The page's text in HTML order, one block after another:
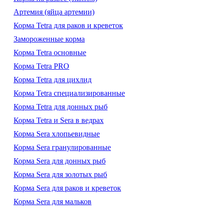
Артемия (яйца артемии)
Корма Tetra для раков и креветок
Замороженные корма
Корма Tetra основные
Корма Tetra PRO
Корма Tetra для цихлид
Корма Tetra специализированные
Корма Tetra для донных рыб
Корма Tetra и Sera в ведрах
Корма Sera хлопьевидные
Корма Sera гранулированные
Корма Sera для донных рыб
Корма Sera для золотых рыб
Корма Sera для раков и креветок
Корма Sera для мальков